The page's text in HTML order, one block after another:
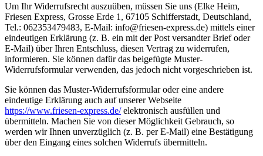
Um Ihr Widerrufsrecht auszuüben, müssen Sie uns (Elke Heim,
Friesen Express, Grosse Erde 1, 67105 Schifferstadt, Deutschland,
Tel.: 062353479483, E-Mail: info@friesen-express.de) mittels einer
eindeutigen Erklärung (z. B. ein mit der Post versandter Brief oder
E-Mail) über Ihren Entschluss, diesen Vertrag zu widerrufen,
informieren. Sie können dafür das beigefügte Muster-
Widerrufsformular verwenden, das jedoch nicht vorgeschrieben ist.
Sie können das Muster-Widerrufsformular oder eine andere
eindeutige Erklärung auch auf unserer Webseite
https://www.friesen-express.de/elektronisch ausfüllen und
übermitteln. Machen Sie von dieser Möglichkeit Gebrauch, so
werden wir Ihnen unverzüglich (z. B. per E-Mail) eine Bestätigung
über den Eingang eines solchen Widerrufs übermitteln.